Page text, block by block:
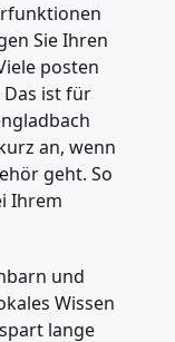
Sie Ihren
posten
Das ist für
an, wenn
geht. So
Ihrem
und
Wissen
lange